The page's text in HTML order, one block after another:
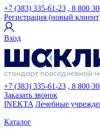
+7 (383) 335-61-23 , 8 800
Регистрация (новый
Вход
+7 (383) 335-61-23 , 8 800
Заказать звонок
INEKTA Лечебные
Каталог